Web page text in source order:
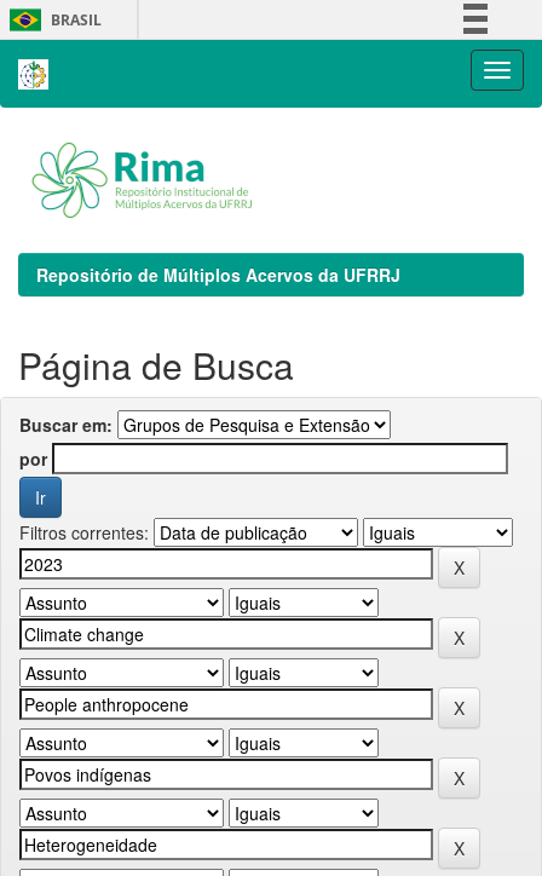
Skip
navigation
BRASIL
Repositório de Múltiplos Acervos da UFRRJ
Página de Busca
Buscar em:
por
Filtros correntes: